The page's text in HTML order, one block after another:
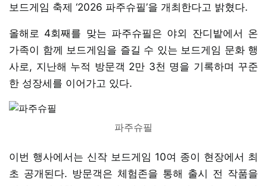
보드게임 축제 ‘2026 파주슈필’을 개최한다고 밝혔다.
올해로 4회째를 맞는 파주슈필은 야외 잔디밭에서 온
가족이 함께 보드게임을 즐길 수 있는 보드게임 문화 행
사로, 지난해 누적 방문객 2만 3천 명을 기록하며 꾸준
한 성장세를 이어가고 있다.
파주슈필
이번 행사에서는 신작 보드게임 10여 종이 현장에서 최
초 공개된다. 방문객은 체험존을 통해 출시 전 작품을